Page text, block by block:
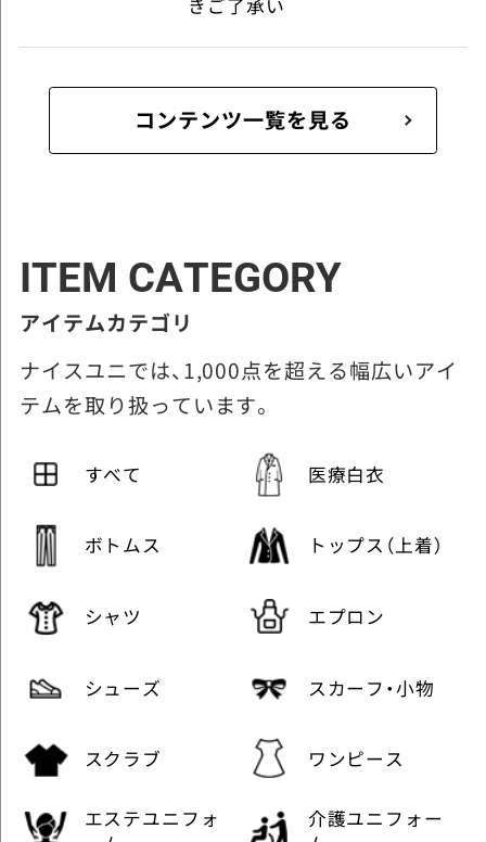
きご了承い
コンテンツ一覧を見る
ITEM CATEGORY
アイテムカテゴリ
ナイスユニでは、1,000点を超える幅広いアイ
テムを取り扱っています。
すべて 医療白衣
ボトムス トップス（上着）
シャツ エプロン
シューズ スカーフ・小物
スクラブ ワンピース
エステユニフォ
介護ユニフォー